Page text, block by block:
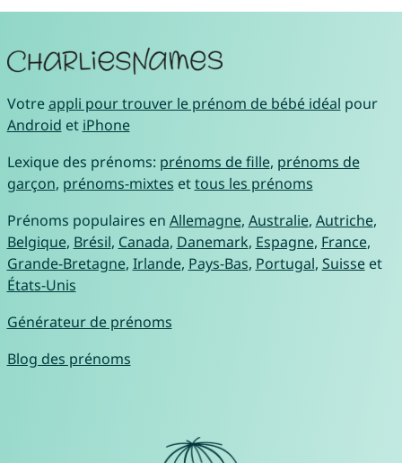
Votreappli pour trouver le prénom de bébé idéal pour
Android et iPhone
Lexique des prénoms: prénoms de fille, prénoms de
garçon, prénoms-mixtes ettous les prénoms
Prénoms populaires en Allemagne, Australie, Autriche,
Belgique, Brésil, Canada, Danemark, Espagne, France,
Grande-Bretagne, Irlande, Pays-Bas, Portugal, Suisseet
États-Unis
Générateur de prénoms
Blog des prénoms